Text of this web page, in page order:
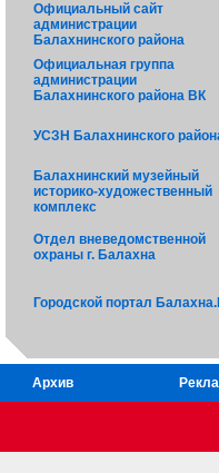
Официальный сайт
администрации
Балахнинского района
Официальная группа
администрации
Балахнинского района ВК
УСЗН Балахнинского
Балахнинский музейный
историко-художественный
комплекс
Отдел вневедомственной
охраны г. Балахна
Городской портал
Архив